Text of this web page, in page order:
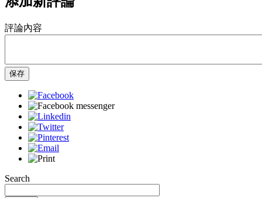
評論內容
保存
Search